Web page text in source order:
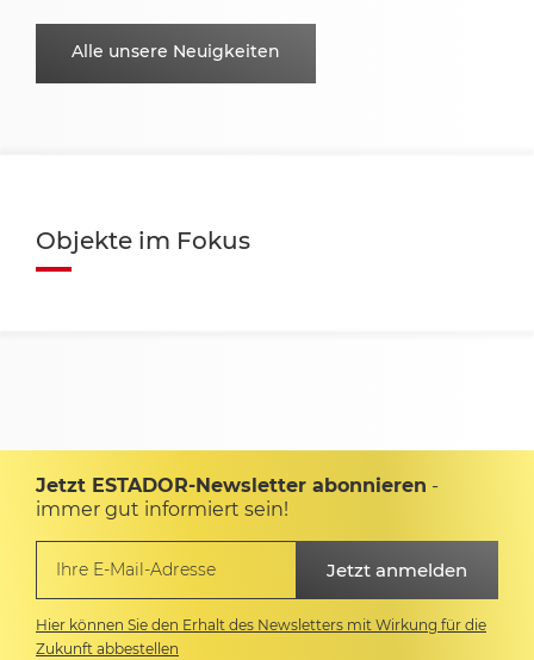
Alle unsere Neuigkeiten
Objekte im Fokus
Jetzt ESTADOR-Newsletter abonnieren -
immer gut informiert sein!
Hier können Sie den Erhalt des Newsletters mit Wirkung für die
Zukunft abbestellen